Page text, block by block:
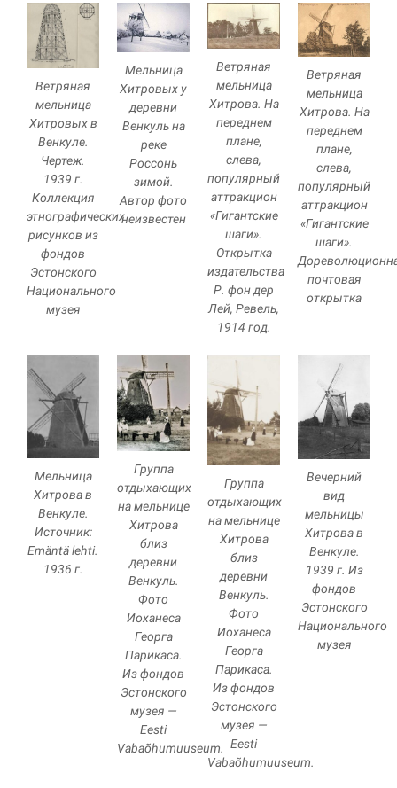
Ветряная
мельница
Хитровых в
Венкуле.
Чертеж.
1939 г.
Коллекция
этнографических
рисунков из
фондов
Эстонского
Национального
музея
Мельница
Хитровых у
деревни
Венкуль на
реке
Россонь
зимой.
Автор фото
неизвестен
Ветряная
мельница
Хитрова. На
переднем
плане,
слева,
популярный
аттракцион
«Гигантские
шаги».
Открытка
издательства
Р. фон дер
Лей, Ревель,
1914 год.
Ветряная
мельница
Хитрова. На
переднем
плане,
слева,
популярный
аттракцион
«Гигантские
шаги».
почтовая
открытка
Мельница
Хитрова в
Венкуле.
Источник:
Emäntä lehti.
1936 г.
Группа
отдыхающих
на мельнице
Хитрова
близ
деревни
Венкуль.
Фото
Иоханеса
Георга
Парикаса.
Из фондов
Эстонского
музея —
Eesti
Vabaõhumuuseum.
Группа
отдыхающих
на мельнице
Хитрова
близ
деревни
Венкуль.
Фото
Иоханеса
Георга
Парикаса.
Из фондов
Эстонского
музея —
Eesti
Vabaõhumuuseum.
Вечерний
вид
мельницы
Хитрова в
Венкуле.
1939 г. Из
фондов
Эстонского
Национального
музея